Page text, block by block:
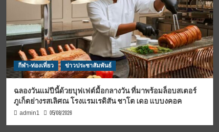
กีฬา-ท่องเที่ยว ข่าวประชาสัมพันธ์
ฉลองวันแม่ปีนี้ด้วยบุฟเฟต์มื้อกลางวัน ที่มาพร้อมล็อบสเตอร์
ภูเก็ตย่างรสเลิศณ โรงแรมเรดิสัน ชาโต เดอ แบบงคอค
admin1 05/08/2026